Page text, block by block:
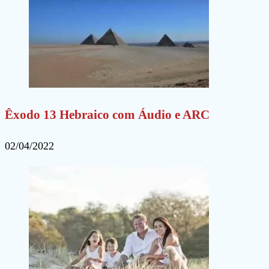
Êxodo 13 Hebraico com Áudio e ARC
02/04/2022